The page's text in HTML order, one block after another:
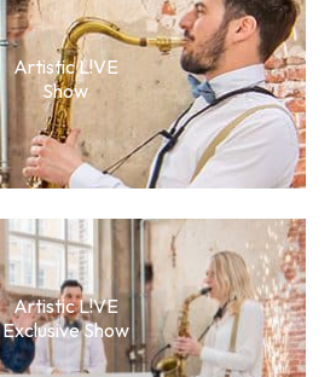
Artistic L!VE
Show
Artistic L!VE
Exclusive Show